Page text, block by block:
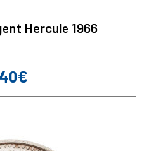
Hercule 1966